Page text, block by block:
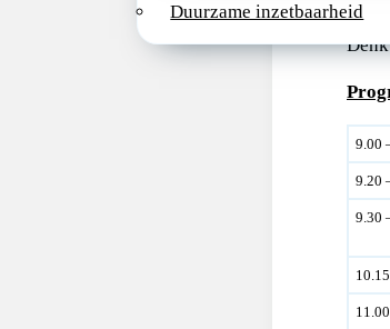
Duurzame inzetbaarheid
De
9.00
9.20
9.30